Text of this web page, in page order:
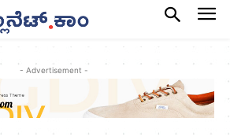
- Advertisement -